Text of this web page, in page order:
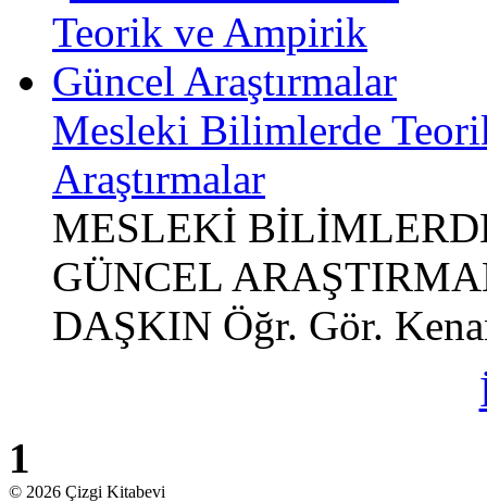
Mesleki Bilimlerde
Araştırmalar
MESLEKİ
GÜNCEL
DAŞKIN Öğr. Gör.
1
© 2026 Çizgi Kitabevi